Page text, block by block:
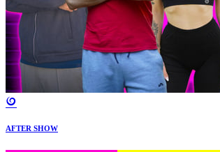
AFTER SHOW